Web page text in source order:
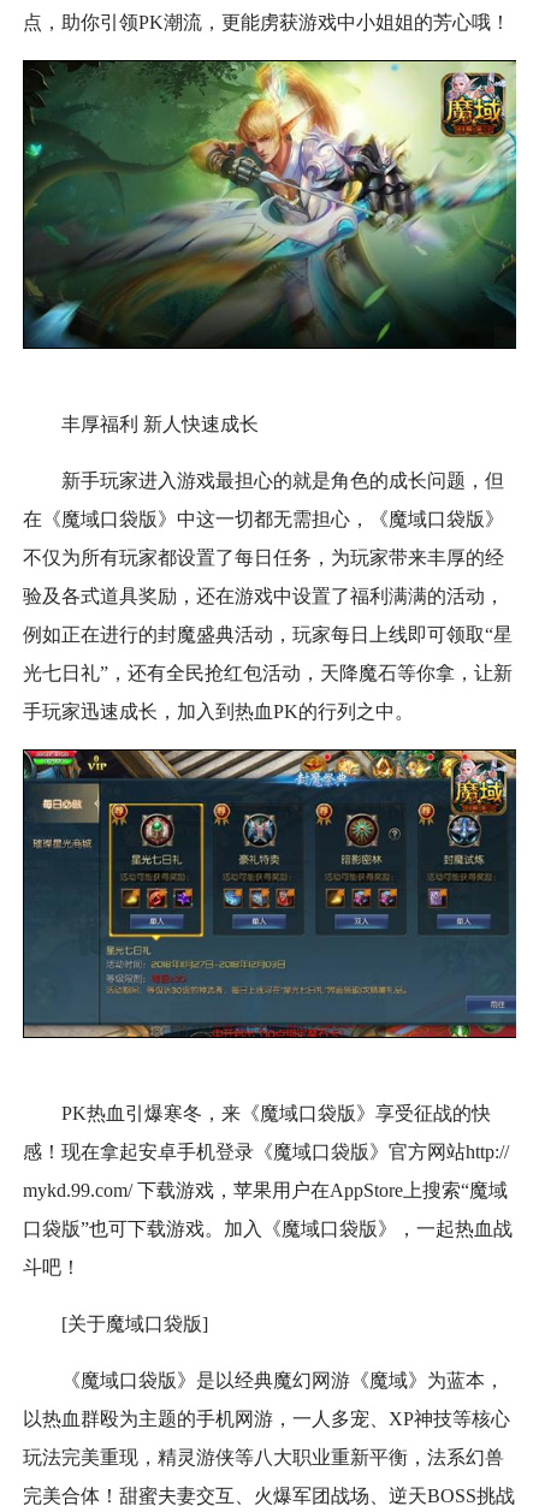
点，助你引领PK潮流，更能虏获游戏中小姐姐的芳心哦！
丰厚福利 新人快速成长
新手玩家进入游戏最担心的就是角色的成长问题，但
在《魔域口袋版》中这一切都无需担心，《魔域口袋版》
不仅为所有玩家都设置了每日任务，为玩家带来丰厚的经
验及各式道具奖励，还在游戏中设置了福利满满的活动，
例如正在进行的封魔盛典活动，玩家每日上线即可领取“星
光七日礼”，还有全民抢红包活动，天降魔石等你拿，让新
手玩家迅速成长，加入到热血PK的行列之中。
PK热血引爆寒冬，来《魔域口袋版》享受征战的快
感！现在拿起安卓手机登录《魔域口袋版》官方网站http://
mykd.99.com/ 下载游戏，苹果用户在AppStore上搜索“魔域
口袋版”也可下载游戏。加入《魔域口袋版》，一起热血战
斗吧！
[关于魔域口袋版]
《魔域口袋版》是以经典魔幻网游《魔域》为蓝本，
以热血群殴为主题的手机网游，一人多宠、XP神技等核心
玩法完美重现，精灵游侠等八大职业重新平衡，法系幻兽
完美合体！甜蜜夫妻交互、火爆军团战场、逆天BOSS挑战